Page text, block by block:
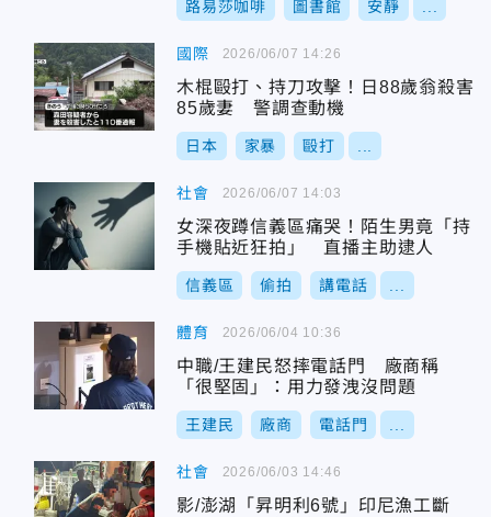
路易莎咖啡 圖書館 安靜
國際
木棍毆打、持刀攻擊！日88歲翁殺害
85歲妻 警調查動機
日本 家暴 毆打
2026/06/07 14:26
社會
女深夜蹲信義區痛哭！陌生男竟「持
手機貼近狂拍」 直播主助逮人
信義區 偷拍 講電話
2026/06/07 14:03
體育
中職/王建民怒摔電話門 廠商稱
「很堅固」：用力發洩沒問題
王建民 廠商 電話門
2026/06/04 10:36
社會
影/澎湖「昇明利6號」印尼漁工斷
2026/06/03 14:46